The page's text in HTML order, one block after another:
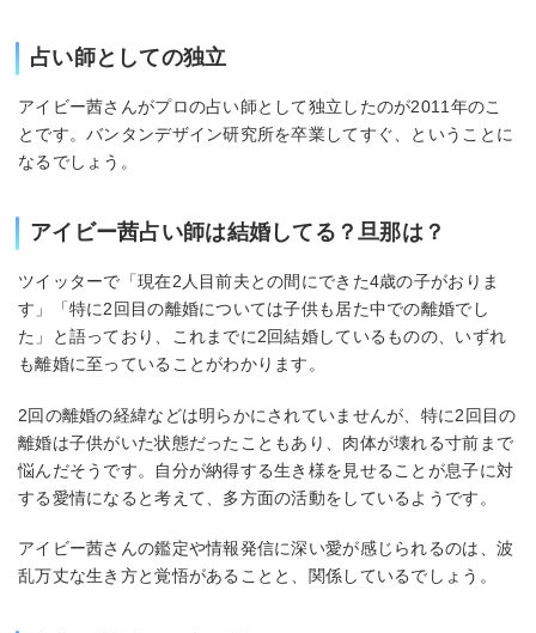
占い師としての独立
アイビー茜さんがプロの占い師として独立したのが2011年のこ
とです。バンタンデザイン研究所を卒業してすぐ、ということに
なるでしょう。
アイビー茜占い師は結婚してる？旦那は？
ツイッターで「現在2人目前夫との間にできた4歳の子がおりま
す」「特に2回目の離婚については子供も居た中での離婚でし
た」と語っており、これまでに2回結婚しているものの、いずれ
も離婚に至っていることがわかります。
2回の離婚の経緯などは明らかにされていませんが、特に2回目の
離婚は子供がいた状態だったこともあり、肉体が壊れる寸前まで
悩んだそうです。自分が納得する生き様を見せることが息子に対
する愛情になると考えて、多方面の活動をしているようです。
アイビー茜さんの鑑定や情報発信に深い愛が感じられるのは、波
乱万丈な生き方と覚悟があることと、関係しているでしょう。